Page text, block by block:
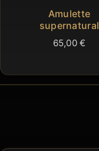
Amulette
supernatural
65,00 €